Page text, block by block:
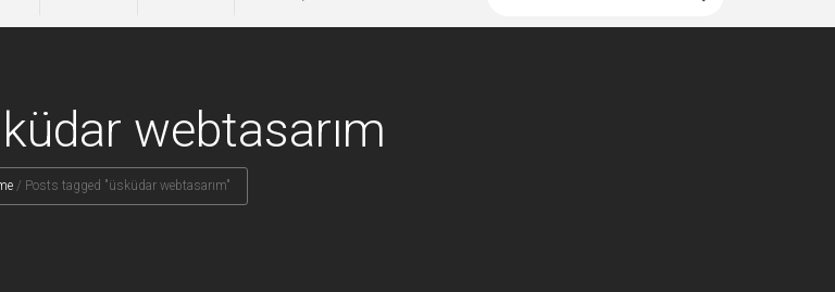
webtasarım
/ Posts tagged "üsküdar webtasarım"